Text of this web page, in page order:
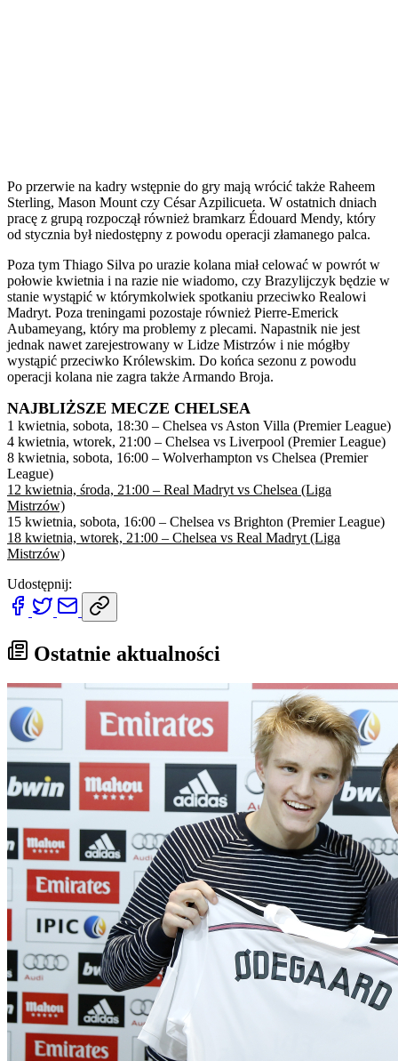
Po przerwie na kadry wstępnie do gry mają wrócić także Raheem
Sterling, Mason Mount czy César Azpilicueta. W ostatnich dniach
pracę z grupą rozpoczął również bramkarz Édouard Mendy, który
od stycznia był niedostępny z powodu operacji złamanego palca.
Poza tym Thiago Silva po urazie kolana miał celować w powrót w
połowie kwietnia i na razie nie wiadomo, czy Brazylijczyk będzie w
stanie wystąpić w którymkolwiek spotkaniu przeciwko Realowi
Madryt. Poza treningami pozostaje również Pierre-Emerick
Aubameyang, który ma problemy z plecami. Napastnik nie jest
jednak nawet zarejestrowany w Lidze Mistrzów i nie mógłby
wystąpić przeciwko Królewskim. Do końca sezonu z powodu
operacji kolana nie zagra także Armando Broja.
NAJBLIŻSZE MECZE CHELSEA
1 kwietnia, sobota, 18:30 – Chelsea vs Aston Villa (Premier League)
4 kwietnia, wtorek, 21:00 – Chelsea vs Liverpool (Premier League)
8 kwietnia, sobota, 16:00 – Wolverhampton vs Chelsea (Premier
League)
12 kwietnia, środa, 21:00 – Real Madryt vs Chelsea (Liga
Mistrzów)
15 kwietnia, sobota, 16:00 – Chelsea vs Brighton (Premier League)
18 kwietnia, wtorek, 21:00 – Chelsea vs Real Madryt (Liga
Mistrzów)
Udostępnij:
Ostatnie aktualności